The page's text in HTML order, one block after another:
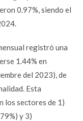
0.97%, siendo el
registró una
1.44% en
del 2023), de
Esta
los sectores de 1)
y 3)